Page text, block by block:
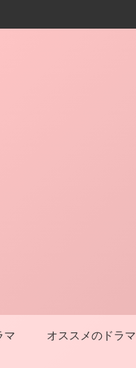
マ オススメのドラマ